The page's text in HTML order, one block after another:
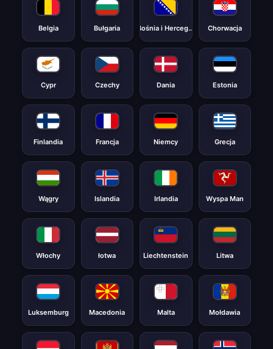
Belgia Bułgaria Bośnia i Hercegowina Chorwacja
Cypr Czechy Dania Estonia
Finlandia Francja Niemcy Grecja
Wągry Islandia Irlandia Wyspa Man
Włochy łotwa Liechtenstein Litwa
Luksemburg Macedonia Malta Mołdawia